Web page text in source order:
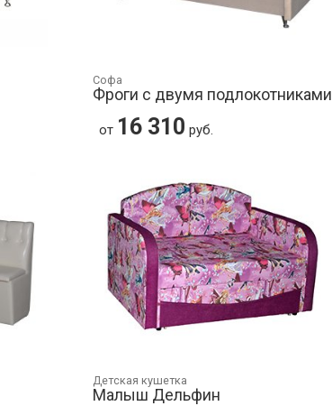
Софа
Фроги с двумя подлокотниками
от 16 310 руб.
Детская кушетка
Малыш Дельфин